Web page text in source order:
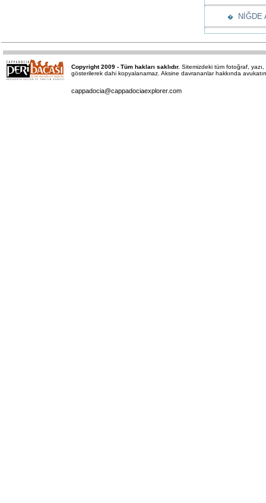
� NİĞDE
Copyright 2009 - Tüm hakları saklıdır. Sitemizdeki tüm fotoğraf,
gösterilerek dahi kopyalanamaz. Aksine davrananlar hakkında
cappadocia@cappadociaexplorer.com